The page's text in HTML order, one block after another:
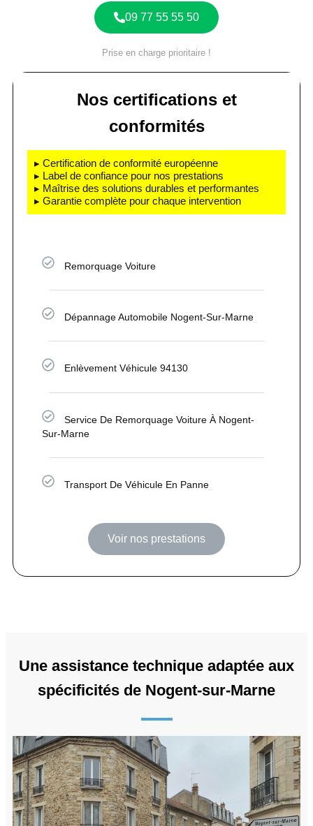
09 77 55 55 50
Prise en charge prioritaire !
Nos certifications et
conformités
▸ Certification de conformité européenne
▸ Label de confiance pour nos prestations
▸ Maîtrise des solutions durables et performantes
▸ Garantie complète pour chaque intervention
Remorquage Voiture
Dépannage Automobile Nogent-Sur-Marne
Enlèvement Véhicule 94130
Service De Remorquage Voiture À Nogent-
Sur-Marne
Transport De Véhicule En Panne
Voir nos prestations
Une assistance technique adaptée aux
spécificités de Nogent-sur-Marne